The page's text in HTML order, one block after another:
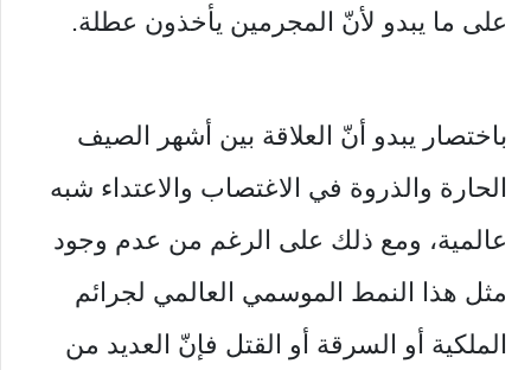
على ما يبدو لأنّ المجرمين يأخذون عطلة.
باختصار يبدو أنّ العلاقة بين أشهر الصيف
الحارة والذروة في الاغتصاب والاعتداء شبه
عالمية، ومع ذلك على الرغم من عدم وجود
مثل هذا النمط الموسمي العالمي لجرائم
الملكية أو السرقة أو القتل فإنّ العديد من